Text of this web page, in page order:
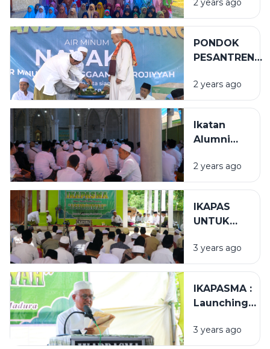
BERBUAH
KESUKSESAN
2 years ago
PONDOK
PESANTREN
RESMI
MINERAL
2 years ago
Ikatan
Alumni
Pesantren
Assirojiyyah
2 years ago
IKAPAS
UNTUK
3 years ago
IKAPASMA :
Launching
Tanah
3 years ago